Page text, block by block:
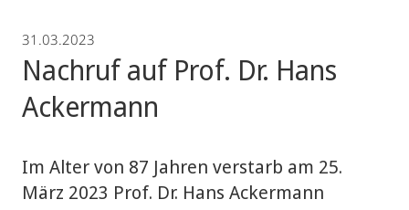
31.03.2023
Nachruf auf Prof. Dr. Hans
Ackermann
Im Alter von 87 Jahren verstarb am 25.
März 2023 Prof. Dr. Hans Ackermann